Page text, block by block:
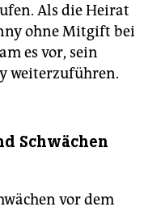
Als die Heirat
ohne Mitgift bei
es vor, sein
weiterzuführen.
Schwächen
vor dem